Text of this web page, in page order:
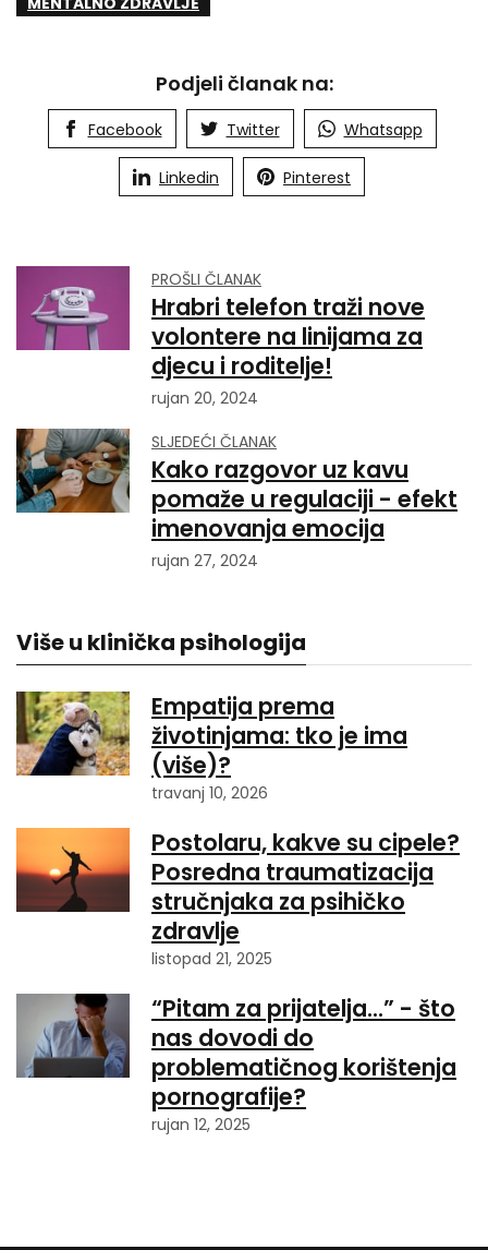
Podjeli članak na:
Facebook Twitter Whatsapp
Linkedin Pinterest
PROŠLI ČLANAK
Hrabri telefon traži nove
volontere na linijama za
djecu i roditelje!
rujan 20, 2024
SLJEDEĆI ČLANAK
Kako razgovor uz kavu
pomaže u regulaciji - efekt
imenovanja emocija
rujan 27, 2024
Više u klinička psihologija
Empatija prema
životinjama: tko je ima
(više)?
travanj 10, 2026
Postolaru, kakve su cipele?
Posredna traumatizacija
stručnjaka za psihičko
zdravlje
listopad 21, 2025
“Pitam za prijatelja…” - što
nas dovodi do
problematičnog korištenja
pornografije?
rujan 12, 2025